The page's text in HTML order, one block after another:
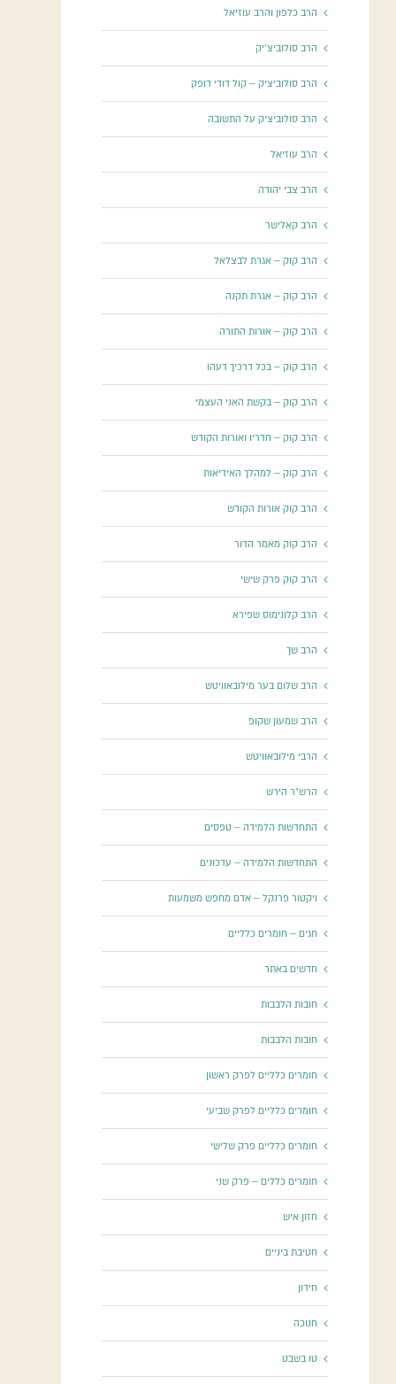
הרב כלפון והרב עוזיאל
הרב סולוביצ'יק
הרב סולוביציק – קול דודי דופק
הרב סולוביציק על התשובה
הרב עוזיאל
הרב צבי יהודה
הרב קאלישר
הרב קוק – אגרת לבצלאל
הרב קוק – אגרת תקנה
הרב קוק – אורות התורה
הרב קוק – בכל דרכיך דעהו
הרב קוק – בקשת האני העצמי
הרב קוק – חדריו ואורות הקודש
הרב קוק – למהלך האידיאות
הרב קוק אורות הקודש
הרב קוק מאמר הדור
הרב קוק פרק שישי
הרב קלונימוס שפירא
הרב שך
הרב שלום בער מילובאוויטש
הרב שמעון שקופ
הרבי מילובאוויטש
הרש"ר הירש
התחדשות הלמידה – טפסים
התחדשות הלמידה – עדכונים
ויקטור פרנקל – אדם מחפש משמעות
חגים – חומרים כלליים
חדשים באתר
חובות הלבבות
חובות הלבבות
חומרים כלליים לפרק ראשון
חומרים כלליים לפרק שביעי
חומרים כלליים פרק שלישי
חומרים כללים – פרק שני
חזון איש
חטיבת ביניים
חידון
חנוכה
טו בשבט